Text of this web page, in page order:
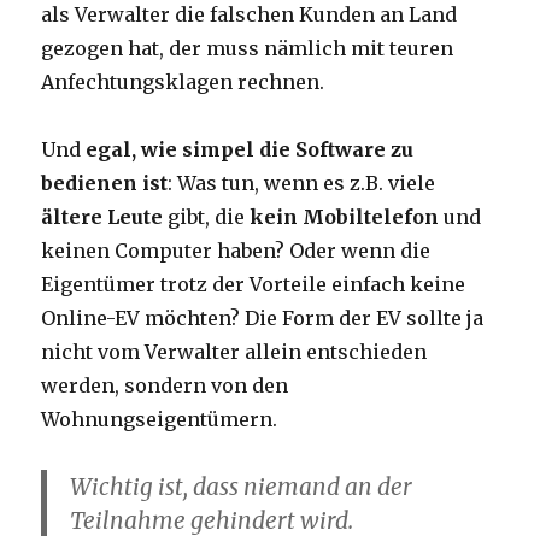
als Verwalter die falschen Kunden an Land
gezogen hat, der muss nämlich mit teuren
Anfechtungsklagen rechnen.
Und egal, wie simpel die Software zu
bedienen ist: Was tun, wenn es z.B. viele
ältere Leute gibt, diekein Mobiltelefon und
keinen Computer haben? Oder wenn die
Eigentümer trotz der Vorteile einfach keine
Online-EV möchten? Die Form der EV sollte ja
nicht vom Verwalter allein entschieden
werden, sondern von den
Wohnungseigentümern.
Wichtig ist, dass niemand an der
Teilnahme gehindert wird.